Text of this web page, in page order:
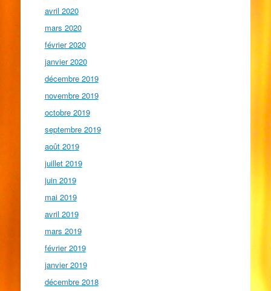
avril 2020
mars 2020
février 2020
janvier 2020
décembre 2019
novembre 2019
octobre 2019
septembre 2019
août 2019
juillet 2019
juin 2019
mai 2019
avril 2019
mars 2019
février 2019
janvier 2019
décembre 2018